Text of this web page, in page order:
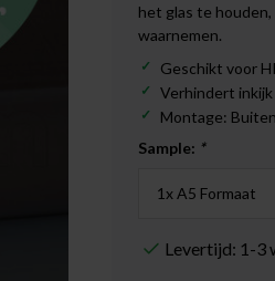
het glas te
waarnemen.
Geschikt voor
Verhindert inkijk
Montage:
Sample: *
Levertijd: 1-3